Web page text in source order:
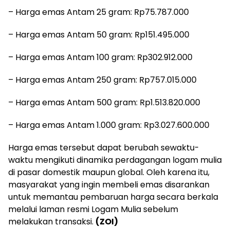
– Harga emas Antam 25 gram: Rp75.787.000
– Harga emas Antam 50 gram: Rp151.495.000
– Harga emas Antam 100 gram: Rp302.912.000
– Harga emas Antam 250 gram: Rp757.015.000
– Harga emas Antam 500 gram: Rp1.513.820.000
– Harga emas Antam 1.000 gram: Rp3.027.600.000
Harga emas tersebut dapat berubah sewaktu-
waktu mengikuti dinamika perdagangan logam mulia
di pasar domestik maupun global. Oleh karena itu,
masyarakat yang ingin membeli emas disarankan
untuk memantau pembaruan harga secara berkala
melalui laman resmi Logam Mulia sebelum
melakukan transaksi. (ZOI)